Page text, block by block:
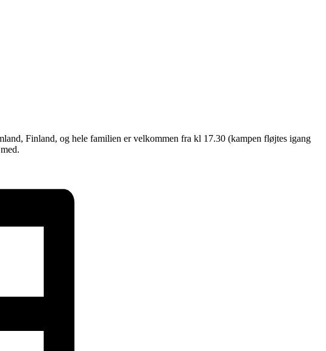
Finland, og hele familien er velkommen fra kl 17.30 (kampen fløjtes igang